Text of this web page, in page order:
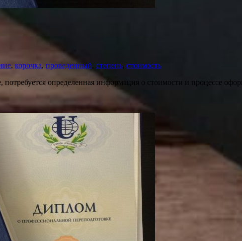
, корочка, проведенный степень стоимость
определенная информация о стоимости и процессе